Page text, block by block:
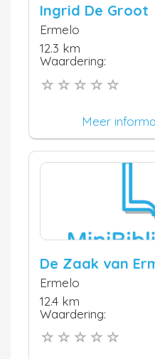
Ingrid De Groot
Ermelo
12.3 km
Waardering:
Meer
De Zaak van
Ermelo
12.4 km
Waardering: